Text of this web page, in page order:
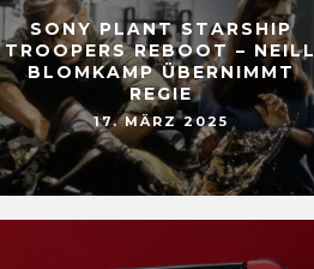
SONY PLANT STARSHIP
TROOPERS REBOOT – NEILL
BLOMKAMP ÜBERNIMMT
REGIE
17. MÄRZ 2025